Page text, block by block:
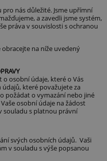
nás důležité. Jsme upřímní
a zavedli jsme systém,
práva v souvislosti s ochranou
na níže uvedený
osobní údaje, které o Vás
které považujete za
požádat o vymazání nebo jiné
osobní údaje na žádost
souladu s platnou právní
svých osobních údajů. Vaši
v souladu s výše popsanou